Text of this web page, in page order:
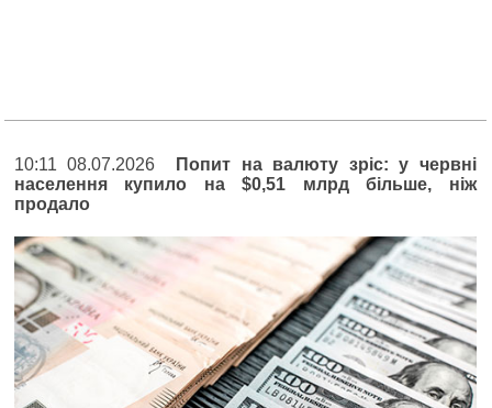
10:11 08.07.2026
Попит на валюту зріс: у червні
населення купило на $0,51 млрд більше, ніж
продало